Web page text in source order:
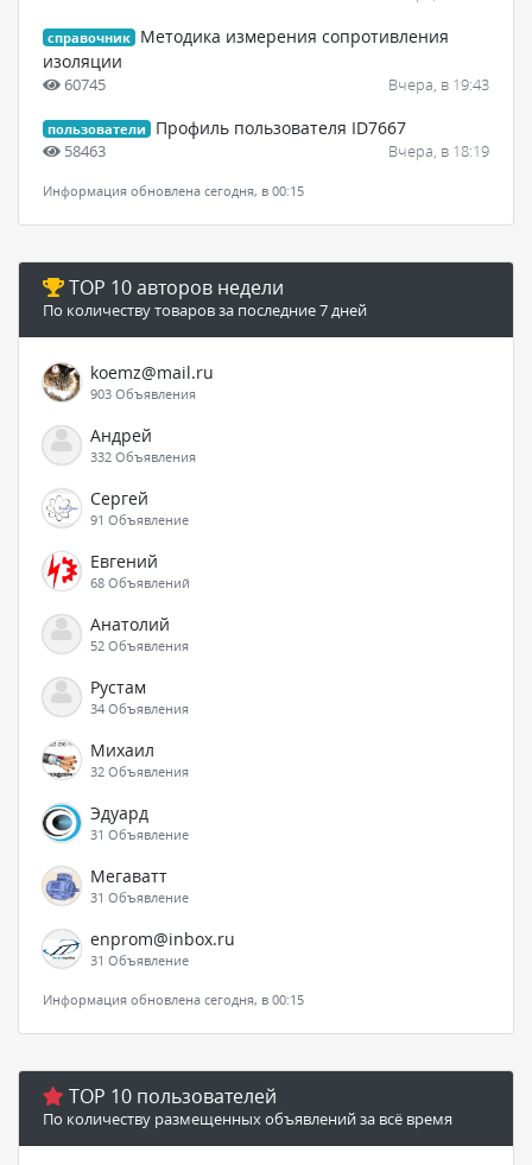
справочник
Методика измерения сопротивления
изоляции
60745 Вчера, в 19:43
пользователи Профиль пользователя ID7667
58463 Вчера, в 18:19
Информация обновлена сегодня, в 00:15
TOP 10 авторов недели
По количеству товаров за последние 7 дней
koemz@mail.ru
903 Объявления
Андрей
332 Объявления
Сергей
91 Объявление
Евгений
68 Объявлений
Анатолий
52 Объявления
Рустам
34 Объявления
Михаил
32 Объявления
Эдуард
31 Объявление
Мегаватт
31 Объявление
enprom@inbox.ru
31 Объявление
Информация обновлена сегодня, в 00:15
TOP 10 пользователей
По количеству размещенных объявлений за всё время